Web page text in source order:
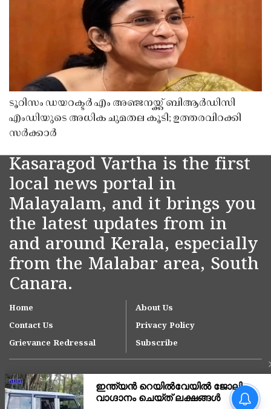
ടൂറിസം ഡയറക്ടർ എം അഞ്ജനയ്ക്ക് ബിആർഡിസി
എംഡിയുടെ അധിക ചുമതല കൂടി; ഉത്തരവിറക്കി
സർക്കാർ
Kasaragod Vartha is the first
local news portal in
Malayalam, and it brings you
the latest updates from in
and around Kerala, especially
from the Malabar area, South
Canara.
Home
About Us
Contact Us
Privacy Policy
Grievance Redressal
Subscribe